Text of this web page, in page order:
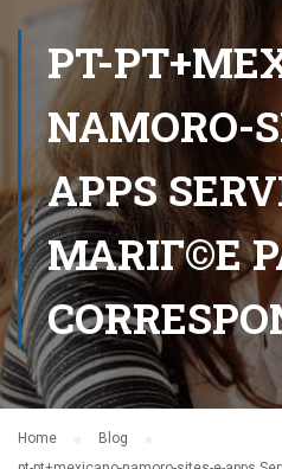
PT-
NAMORO-
APPS
MARIГ©E
Home
Blog